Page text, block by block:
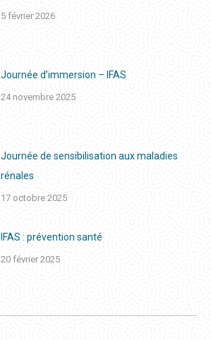
5 février 2026
Journée d’immersion – IFAS
24 novembre 2025
Journée de sensibilisation aux maladies
rénales
17 octobre 2025
IFAS : prévention santé
20 février 2025